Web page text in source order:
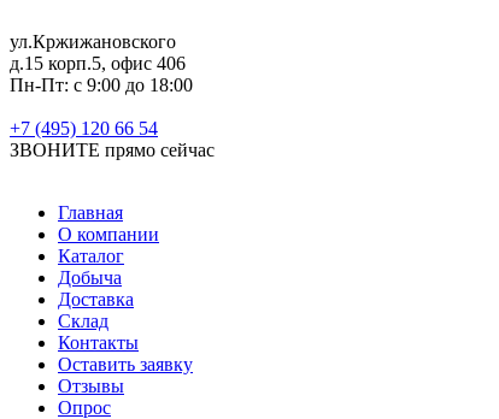
ул.Кржижановского
д.15 корп.5, офис 406
Пн-Пт: с 9:00 до 18:00
+7 (495) 120 66 54
ЗВОНИТЕ прямо сейчас
Главная
О компании
Каталог
Добыча
Доставка
Склад
Контакты
Оставить заявку
Отзывы
Опрос